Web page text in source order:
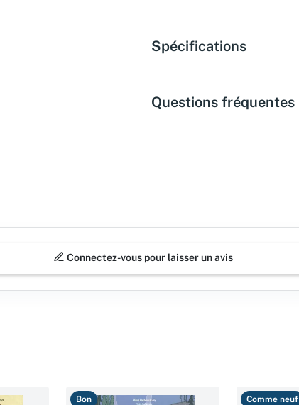
Spécifications
Questions fréquentes
Connectez-vous pour laisser un avis
Bon Comme neuf